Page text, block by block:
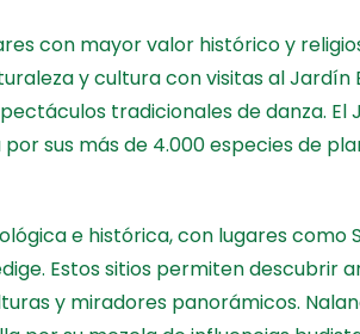
con mayor valor histórico y
y cultura con visitas al Jardín
tradicionales de danza. El
sus más de 4.000 especies de
e histórica, con lugares como
Estos sitios permiten descubrir
y miradores panorámicos.